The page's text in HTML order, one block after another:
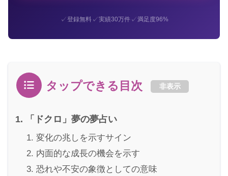
✓登録無料✓実績30万件✓満足度96%
タップできる目次 非表示
「ドクロ」夢の夢占い
変化の兆しを示すサイン
内面的な成長の機会を示す
恐れや不安の象徴としての意味